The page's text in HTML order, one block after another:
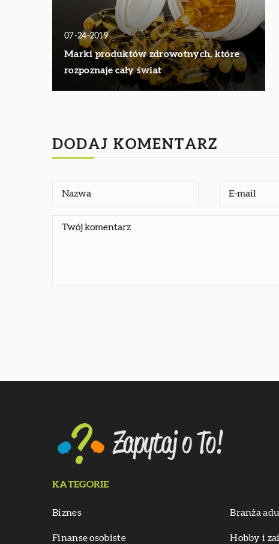
07-24-2019
Marki produktów zdrowotnych, które
rozpoznaje cały świat
DODAJ KOMENTARZ
KATEGORIE
Biznes Branża
Finanse osobiste Hobby i